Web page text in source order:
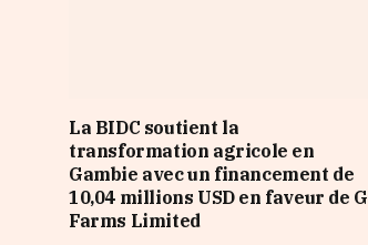
La BIDC soutient la
transformation agricole en
Gambie avec un financement de
10,04 millions USD en faveur de G
Farms Limited